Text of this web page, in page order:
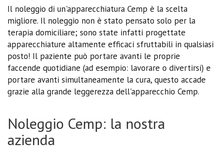
Il noleggio di un'apparecchiatura Cemp è la scelta
migliore. Il noleggio non è stato pensato solo per la
terapia domiciliare; sono state infatti progettate
apparecchiature altamente efficaci sfruttabili in qualsiasi
posto! Il paziente può portare avanti le proprie
faccende quotidiane (ad esempio: lavorare o divertirsi) e
portare avanti simultaneamente la cura, questo accade
grazie alla grande leggerezza dell'apparecchio Cemp.
Noleggio Cemp: la nostra
azienda